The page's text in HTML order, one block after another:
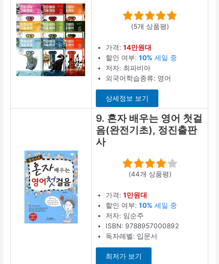
(5개 상품평)
가격:14만원대
할인 여부:10% 세일 중
저자: 최파비아
외국어학습종류: 영어
상세정보 보기
9. 혼자 배우는 영어 첫걸
음(완전기초), 정진출판
사
(44개 상품평)
가격:1만원대
할인 여부:10% 세일 중
저자: 임순주
ISBN: 9788957000892
독자레벨: 입문서
최저가 보기